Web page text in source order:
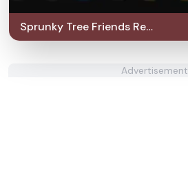
Sprunky Tree Friends Re-
Natured
Advertisement